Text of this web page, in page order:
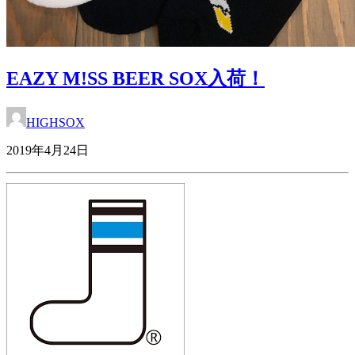
EAZY M!SS BEER SOX入荷！
HIGHSOX
2019年4月24日